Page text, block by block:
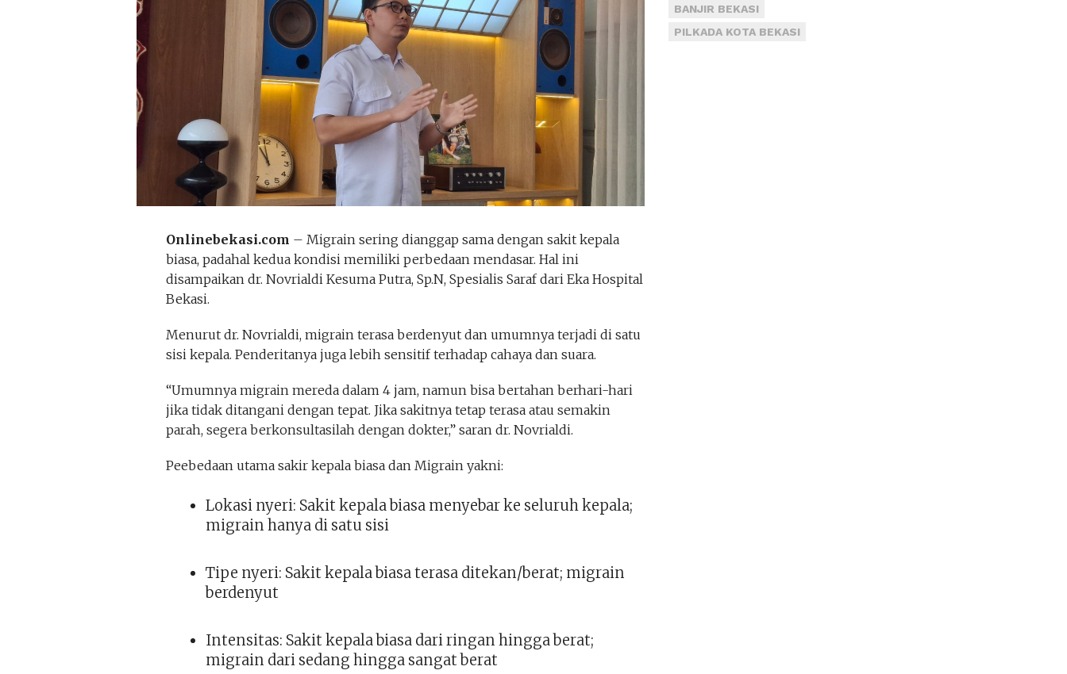
Onlinebekasi.com – Migrain sering dianggap sama dengan sakit kepala
biasa, padahal kedua kondisi memiliki perbedaan mendasar. Hal ini
disampaikan dr. Novrialdi Kesuma Putra, Sp.N, Spesialis Saraf dari Eka Hospital
Bekasi.
Menurut dr. Novrialdi, migrain terasa berdenyut dan umumnya terjadi di satu
sisi kepala. Penderitanya juga lebih sensitif terhadap cahaya dan suara.
“Umumnya migrain mereda dalam 4 jam, namun bisa bertahan berhari-hari
jika tidak ditangani dengan tepat. Jika sakitnya tetap terasa atau semakin
parah, segera berkonsultasilah dengan dokter,” saran dr. Novrialdi.
Peebedaan utama sakir kepala biasa dan Migrain yakni:
Lokasi nyeri: Sakit kepala biasa menyebar ke seluruh kepala;
migrain hanya di satu sisi
Tipe nyeri: Sakit kepala biasa terasa ditekan/berat; migrain
berdenyut
Intensitas: Sakit kepala biasa dari ringan hingga berat;
migrain dari sedang hingga sangat berat
BANJIR BEKASI
PILKADA KOTA BEKASI